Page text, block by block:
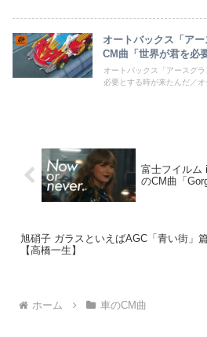
オートバックス「ア
CM曲「世界が君を必
オートバックス「アースグ
必要とする時が来たんだ／
富士フイルム
のCM曲「
旭硝子 ガラスといえばAGC「青い街」篇
【高橋一生】
ホーム 車のCM曲